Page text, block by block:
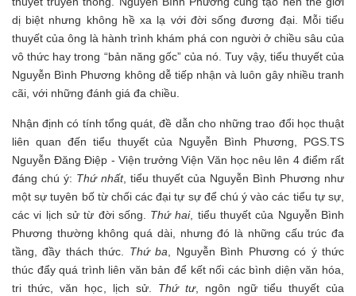
dị biệt nhưng không hề xa lạ với đời sống đương đại. Mỗi tiểu
thuyết của ông là hành trình khám phá con người ở chiều sâu của
vô thức hay trong “bản năng gốc” của nó. Tuy vậy, tiểu thuyết của
Nguyễn Bình Phương không dễ tiếp nhận và luôn gây nhiều tranh
cãi, với những đánh giá đa chiều.
Nhận định có tính tổng quát, đề dẫn cho những trao đổi học thuật
liên quan đến tiểu thuyết của Nguyễn Bình Phương, PGS.TS
Nguyễn Đăng Điệp - Viện trưởng Viện Văn học nêu lên 4 điểm rất
đáng chú ý: Thứ nhất, tiểu thuyết của Nguyễn Bình Phương như
một sự tuyên bố từ chối các đại tự sự để chú ý vào các tiểu tự sự,
các vi lịch sử từ đời sống. Thứ hai, tiểu thuyết của Nguyễn Bình
Phương thường không quá dài, nhưng đó là những cấu trúc đa
tầng, đầy thách thức. Thứ ba, Nguyễn Bình Phương có ý thức
thúc đẩy quá trình liên văn bản để kết nối các bình diện văn hóa,
tri thức, văn học, lịch sử. Thứ tư, ngôn ngữ tiểu thuyết của